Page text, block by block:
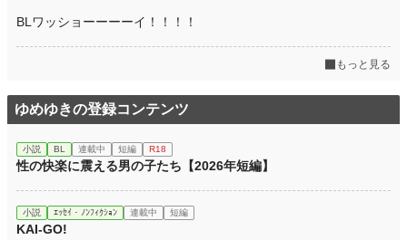
BLワッショーーーーイ！！！！
もっと見る
ゆめゆきの登録コンテンツ
小説 BL 連載中 短編 R18
性の快楽に震える男の子たち【2026年短編】
小説 ｴｯｾｲ・ﾉﾝﾌｨｸｼｮﾝ 連載中 短編
KAI-GO!